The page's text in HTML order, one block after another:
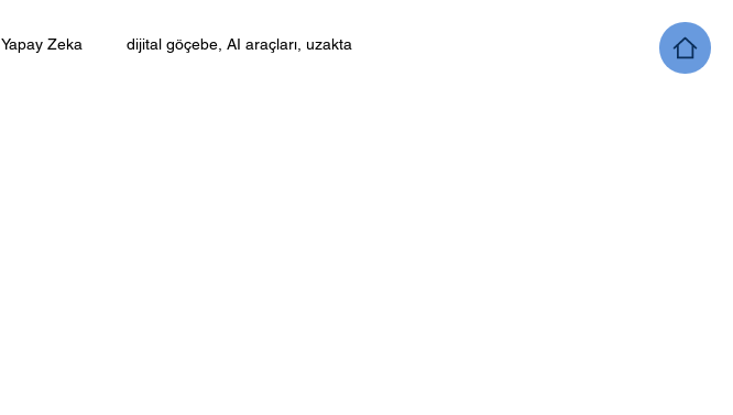
Yapay Zeka dijital göçebe, AI araçları, uzakta